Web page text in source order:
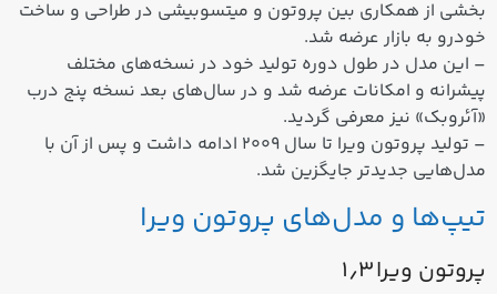
بخشی از همکاری بین پروتون و میتسوبیشی در طراحی و ساخت
خودرو به بازار عرضه شد.
– این مدل در طول دوره تولید خود در نسخه‌های مختلف
پیشرانه و امکانات عرضه شد و در سال‌های بعد نسخه پنج درب
«آئروبک» نیز معرفی گردید.
– تولید پروتون ویرا تا سال ۲۰۰۹ ادامه داشت و پس از آن با
مدل‌هایی جدیدتر جایگزین شد.
تیپ‌ها و مدل‌های پروتون ویرا
پروتون ویرا ۱٫۳